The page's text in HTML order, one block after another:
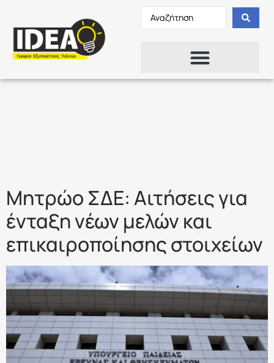
Μητρώο ΣΔΕ: Aιτήσεις για
ένταξη νέων μελών και
επικαιροποίησης στοιχείων